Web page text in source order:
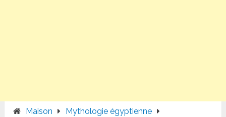
Maison
Mythologie égyptienne